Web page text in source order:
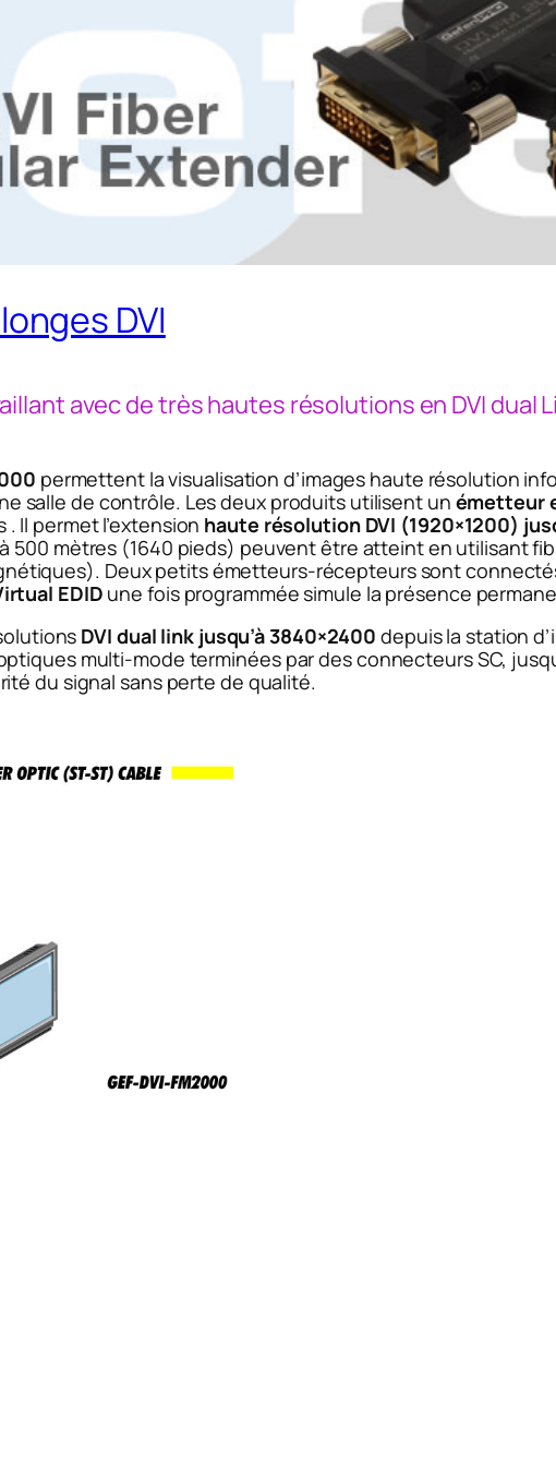
DVI
avec de très hautes résolutions en DVI dual
permettent la visualisation d’images haute résolution
salle de contrôle. Les deux produits utilisent un émetteur
. Il permet l’extension haute résolution DVI (1920×1200)
500 mètres (1640 pieds) peuvent être atteint en utilisant
Deux petits émetteurs-récepteurs sont
EDID une fois programmée simule la présence
DVI dual link jusqu’à 3840×2400 depuis la station
multi-mode terminées par des connecteurs SC,
du signal sans perte de qualité.